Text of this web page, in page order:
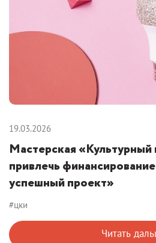
19.03.2026
Мастерская «Культурный
привлечь
успешный проект»
#цки
Читать